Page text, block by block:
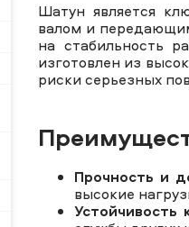
Шатун является
валом и
на стабильность
изготовлен из
риски серьезных
Прочность и
высокие
Устойчивость